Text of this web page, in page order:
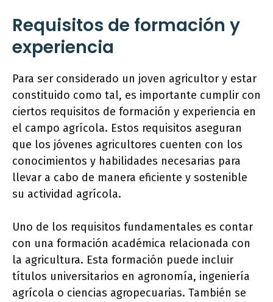
Requisitos de formación y
experiencia
Para ser considerado un joven agricultor y estar
constituido como tal, es importante cumplir con
ciertos requisitos de formación y experiencia en
el campo agrícola. Estos requisitos aseguran
que los jóvenes agricultores cuenten con los
conocimientos y habilidades necesarias para
llevar a cabo de manera eficiente y sostenible
su actividad agrícola.
Uno de los requisitos fundamentales es contar
con una formación académica relacionada con
la agricultura. Esta formación puede incluir
títulos universitarios en agronomía, ingeniería
agrícola o ciencias agropecuarias. También se